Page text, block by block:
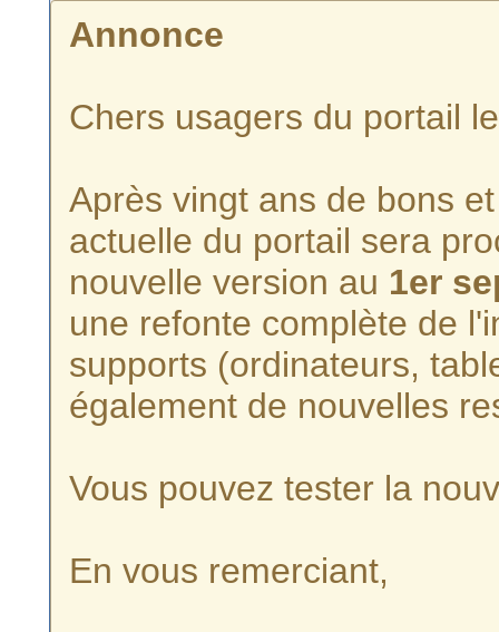
Annonce
Chers usagers du portail
Après vingt ans de bons
actuelle du portail sera
nouvelle version au 1er
une refonte complète de
supports (ordinateurs,
également de nouvelles
Vous pouvez tester la
En vous remerciant,